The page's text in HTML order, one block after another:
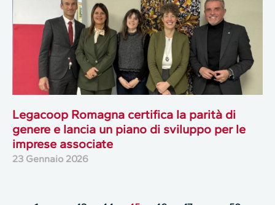
Legacoop Romagna certifica la parità di
genere e lancia un piano di sviluppo per le
imprese associate
23 Gennaio 2026